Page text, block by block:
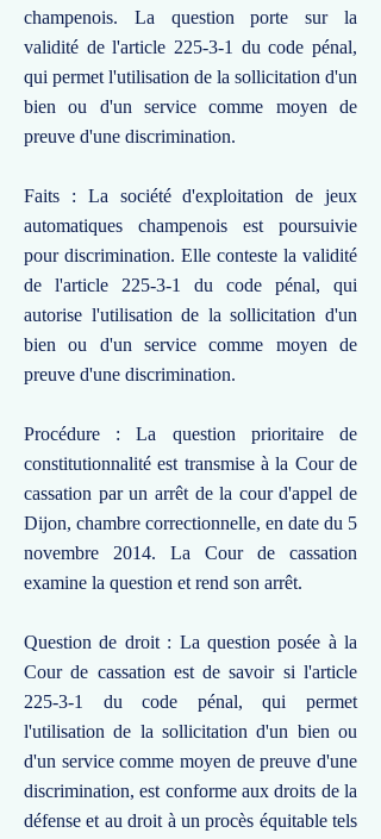
champenois. La question porte sur la
validité de l'article 225-3-1 du code pénal,
qui permet l'utilisation de la sollicitation d'un
bien ou d'un service comme moyen de
preuve d'une discrimination.
Faits : La société d'exploitation de jeux
automatiques champenois est poursuivie
pour discrimination. Elle conteste la validité
de l'article 225-3-1 du code pénal, qui
autorise l'utilisation de la sollicitation d'un
bien ou d'un service comme moyen de
preuve d'une discrimination.
Procédure : La question prioritaire de
constitutionnalité est transmise à la Cour de
cassation par un arrêt de la cour d'appel de
Dijon, chambre correctionnelle, en date du 5
novembre 2014. La Cour de cassation
examine la question et rend son arrêt.
Question de droit : La question posée à la
Cour de cassation est de savoir si l'article
225-3-1 du code pénal, qui permet
l'utilisation de la sollicitation d'un bien ou
d'un service comme moyen de preuve d'une
discrimination, est conforme aux droits de la
défense et au droit à un procès équitable tels